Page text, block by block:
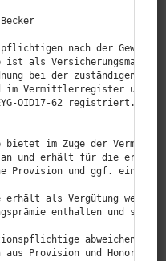
Boots­haft­pflicht ist
nach der
als Versicherungsmakler
bei der zuständigen
im Vermittlerregister unter
OID17-62 registriert.
im Zuge der
an und erhält für die
Provision und ggf. eine
als Vergütung weitere
enthalten und somit
abweichend mit
aus Provision und Honorar